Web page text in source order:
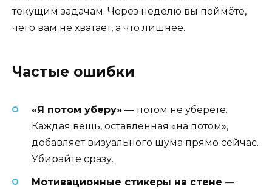
текущим задачам. Через неделю вы поймёте,
чего вам не хватает, а что лишнее.
Частые ошибки
«Я потом уберу» — потом не уберёте.
Каждая вещь, оставленная «на потом»,
добавляет визуального шума прямо сейчас.
Убирайте сразу.
Мотивационные стикеры на стене —